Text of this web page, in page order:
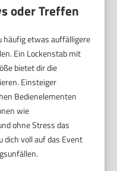
oder Treffen
häufig etwas auffälligere
Ein Lockenstab mit
bietet dir die
Einsteiger
Bedienelementen
wie
ohne Stress das
dich voll auf das Event